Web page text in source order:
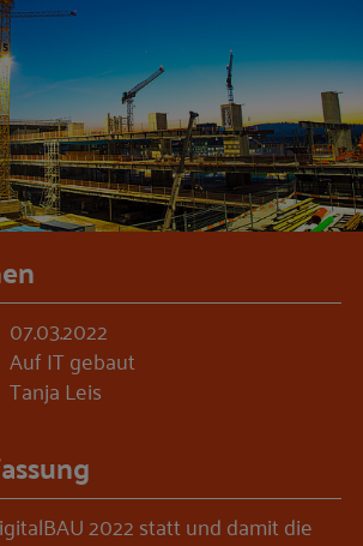
07.03.2022
Auf IT gebaut
Tanja Leis
2022 statt und damit die